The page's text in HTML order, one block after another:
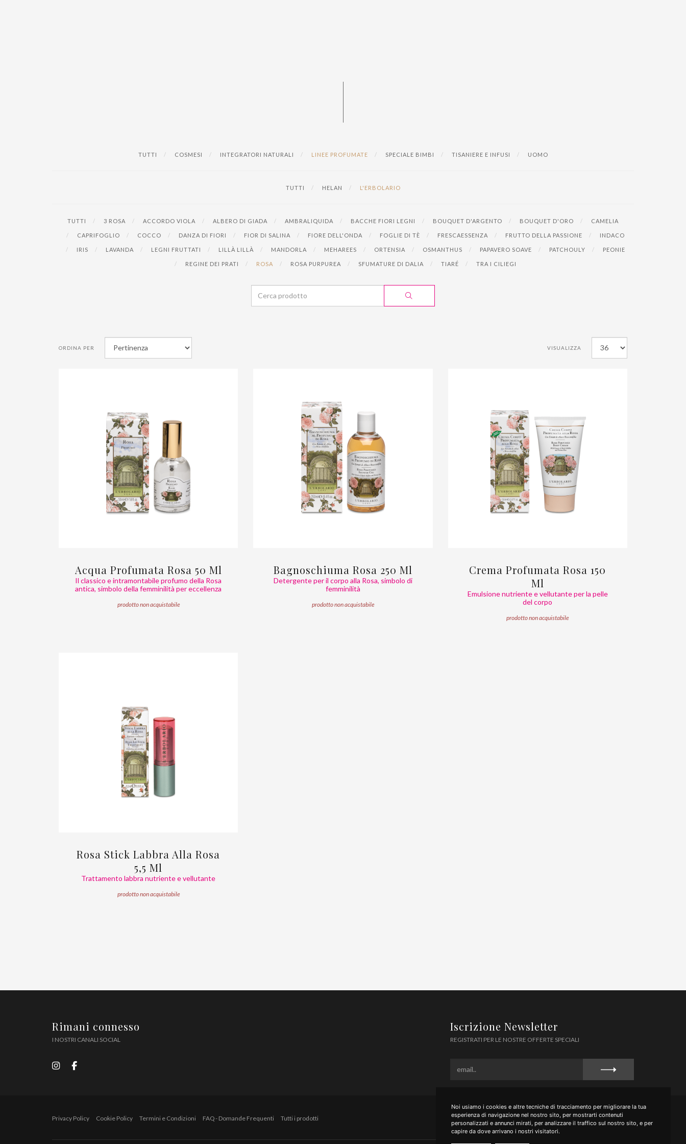
Noi usiamo i cookies e altre tecniche di tracciamento per migliorare la tua
esperienza di navigazione nel nostro sito, per mostrarti contenuti
personalizzati e annunci mirati, per analizzare il traffico sul nostro sito, e per
capire da dove arrivano i nostri visitatori.
TUTTI COSMESI INTEGRATORI NATURALI LINEE PROFUMATE SPECIALE BIMBI TISANIERE E INFUSI UOMO
TUTTI HELAN L'ERBOLARIO
TUTTI 3 ROSA ACCORDO VIOLA ALBERO DI GIADA AMBRALIQUIDA BACCHE FIORI LEGNI BOUQUET D'ARGENTO BOUQUET D'ORO CAMELIA
CAPRIFOGLIO COCCO DANZA DI FIORI FIOR DI SALINA FIORE DELL'ONDA FOGLIE DI TÈ FRESCAESSENZA FRUTTO DELLA PASSIONE INDACO
IRIS LAVANDA LEGNI FRUTTATI LILLÀ LILLÀ MANDORLA MEHAREES ORTENSIA OSMANTHUS PAPAVERO SOAVE PATCHOULY PEONIE
REGINE DEI PRATI ROSA ROSA PURPUREA SFUMATURE DI DALIA TIARÉ TRA I CILIEGI
ORDINA PER VISUALIZZA
Acqua Profumata Rosa 50 Ml
Il classico e intramontabile profumo della Rosa
antica, simbolo della femminilità per eccellenza
prodotto non acquistabile
Bagnoschiuma Rosa 250 Ml
Detergente per il corpo alla Rosa, simbolo di
femminilità
prodotto non acquistabile
Crema Profumata Rosa 150
Ml
Emulsione nutriente e vellutante per la pelle
del corpo
prodotto non acquistabile
Rosa Stick Labbra Alla Rosa
5,5 Ml
Trattamento labbra nutriente e vellutante
prodotto non acquistabile
Rimani connesso
I NOSTRI CANALI SOCIAL
Iscrizione Newsletter
REGISTRATI PER LE NOSTRE OFFERTE SPECIALI
Privacy Policy Cookie Policy Termini e Condizioni FAQ - Domande Frequenti Tutti i prodotti